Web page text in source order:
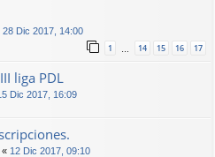
28 Dic 2017, 14:00
1 14 15 16 17
liga PDL
Dic 2017, 16:09
« 12 Dic 2017, 09:10